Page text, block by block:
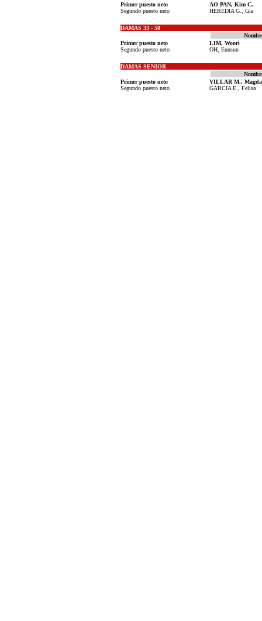
Primer puesto neto
AO PAN, Kim C.
Segundo puesto neto
HEREDIA G., Gia
DAMAS 33 - 50
Primer puesto neto
LIM, Woori
Segundo puesto neto
OH, Eunsun
DAMAS SENIOR
Primer puesto neto
VILLAR M.,
Segundo puesto neto
GARCIA E., Felisa